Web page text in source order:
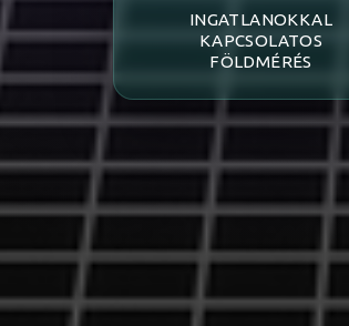
INGATLANOKKAL
KAPCSOLATOS
FÖLDMÉRÉS